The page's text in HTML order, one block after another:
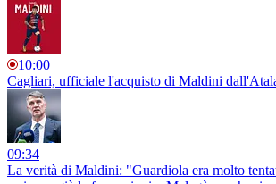
10:00
Cagliari, ufficiale l'acquisto di Maldini
09:34
La verità di Maldini: "Guardiola era molto